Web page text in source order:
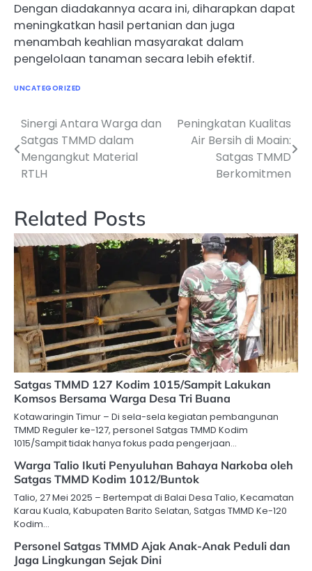
Dengan diadakannya acara ini, diharapkan dapat
meningkatkan hasil pertanian dan juga
menambah keahlian masyarakat dalam
pengelolaan tanaman secara lebih efektif.
UNCATEGORIZED
Navigasi
pos
Sinergi Antara Warga dan
Satgas TMMD dalam
Mengangkut Material
RTLH
Peningkatan Kualitas
Air Bersih di Moain:
Satgas TMMD
Berkomitmen
Related Posts
Satgas TMMD 127 Kodim 1015/Sampit Lakukan
Komsos Bersama Warga Desa Tri Buana
Kotawaringin Timur – Di sela-sela kegiatan pembangunan
TMMD Reguler ke-127, personel Satgas TMMD Kodim
1015/Sampit tidak hanya fokus pada pengerjaan…
Warga Talio Ikuti Penyuluhan Bahaya Narkoba oleh
Satgas TMMD Kodim 1012/Buntok
Talio, 27 Mei 2025 – Bertempat di Balai Desa Talio, Kecamatan
Karau Kuala, Kabupaten Barito Selatan, Satgas TMMD Ke-120
Kodim…
Personel Satgas TMMD Ajak Anak-Anak Peduli dan
Jaga Lingkungan Sejak Dini